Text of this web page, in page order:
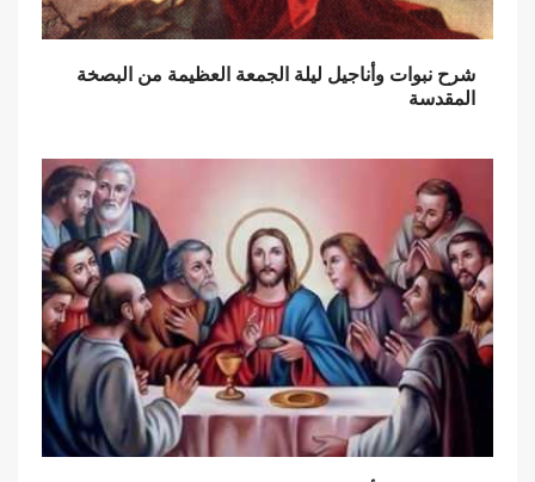
شرح نبوات وأناجيل ليلة الجمعة العظيمة من البصخة
المقدسة